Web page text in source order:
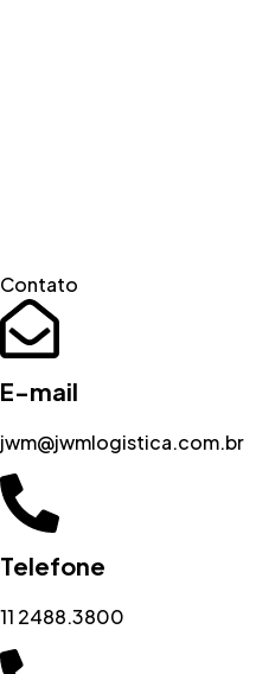
Contato
E-mail
jwm@jwmlogistica.com.br
Telefone
11 2488.3800